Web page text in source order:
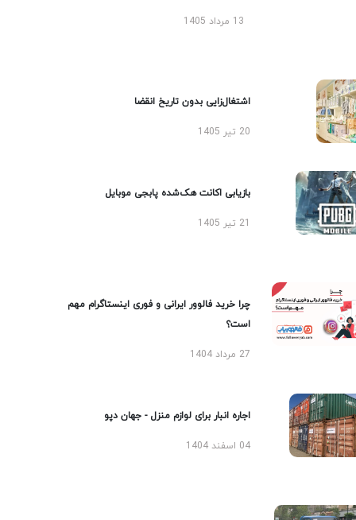
13 مرداد 1405
اشتغال‌زایی بدون تاریخ انقضا
20 تیر 1405
بازیابی اکانت هک‌شده پابجی موبایل
چرا خرید فالوور ایرانی و فوری اینستاگرام مهم
است؟
27 مرداد 1404
اجاره انبار برای لوازم منزل - جهان دپو
04 اسفند 1404